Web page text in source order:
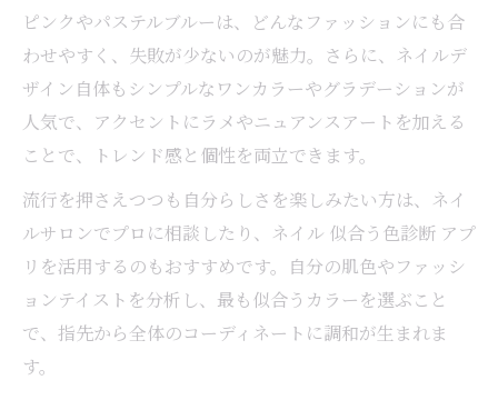
ピンクやパステルブルーは、どんなファッションにも合
わせやすく、失敗が少ないのが魅力。さらに、ネイルデ
ザイン自体もシンプルなワンカラーやグラデーションが
人気で、アクセントにラメやニュアンスアートを加える
ことで、トレンド感と個性を両立できます。
流行を押さえつつも自分らしさを楽しみたい方は、ネイ
ルサロンでプロに相談したり、ネイル 似合う色診断 アプ
リを活用するのもおすすめです。自分の肌色やファッシ
ョンテイストを分析し、最も似合うカラーを選ぶこと
で、指先から全体のコーディネートに調和が生まれま
す。